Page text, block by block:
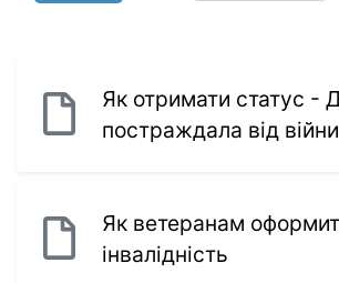
Як отримати статус -
постраждала від війни
Як ветеранам
інвалідність